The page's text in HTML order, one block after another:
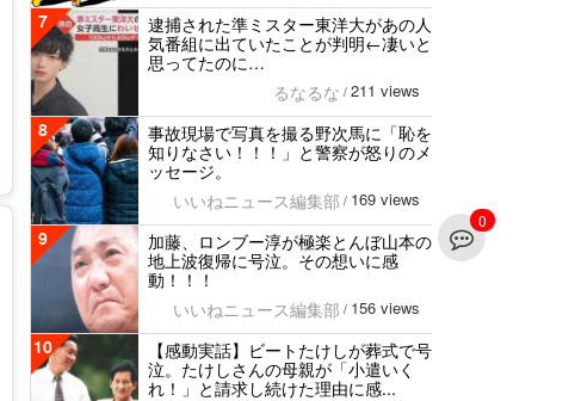
0
7
逮捕された準ミスター東洋大があの人
気番組に出ていたことが判明←凄いと
思ってたのに…
るなるな / 211 views
8
事故現場で写真を撮る野次馬に「恥を
知りなさい！！！」と警察が怒りのメ
ッセージ。
いいねニュース編集部 / 169 views
9
加藤、ロンブー淳が極楽とんぼ山本の
地上波復帰に号泣。その想いに感
動！！！
いいねニュース編集部 / 156 views
10
【感動実話】ビートたけしが葬式で号
泣。たけしさんの母親が「小遣いく
れ！」と請求し続けた理由に感...